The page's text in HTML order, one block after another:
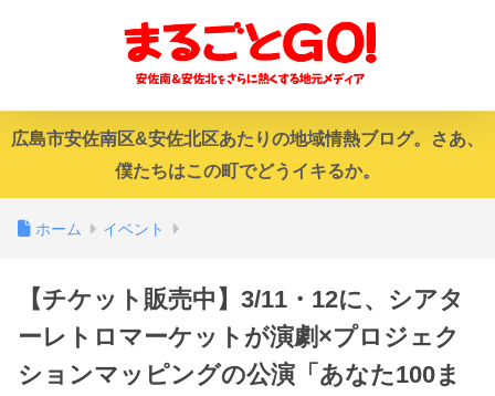
広島市安佐南区&安佐北区あたりの地域情熱ブログ。さあ、
僕たちはこの町でどうイキるか。
ホーム イベント
【チケット販売中】3/11・12に、シアタ
ーレトロマーケットが演劇×プロジェク
ションマッピングの公演「あなた100ま